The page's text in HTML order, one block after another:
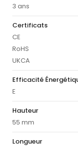
3 ans
Certificats
CE
RoHS
UKCA
Efficacité
E
Hauteur
55 mm
Longueur